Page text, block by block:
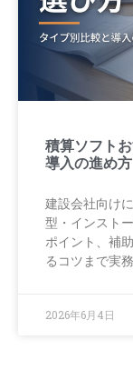
積算ソフト
導入の進め方
建設会社向け
型・インスト
ポイント、補
るコツまで実
2026年6月4日